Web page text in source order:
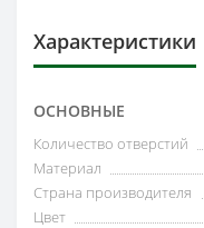
Характеристики
ОСНОВНЫЕ
Количество отверстий
Материал
Страна производителя
Цвет